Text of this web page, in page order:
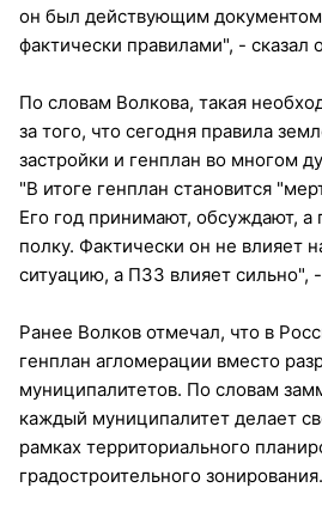
он был действующим
фактически правилами", - сказал
По словам Волкова, такая
за того, что сегодня правила
застройки и генплан во многом
"В итоге генплан становится
Его год принимают, обсуждают, а
полку. Фактически он не влияет
ситуацию, а ПЗЗ влияет сильно",
Ранее Волков отмечал, что в
генплан агломерации вместо
муниципалитетов. По словам
каждый муниципалитет делает
рамках территориального
градостроительного зонирования.